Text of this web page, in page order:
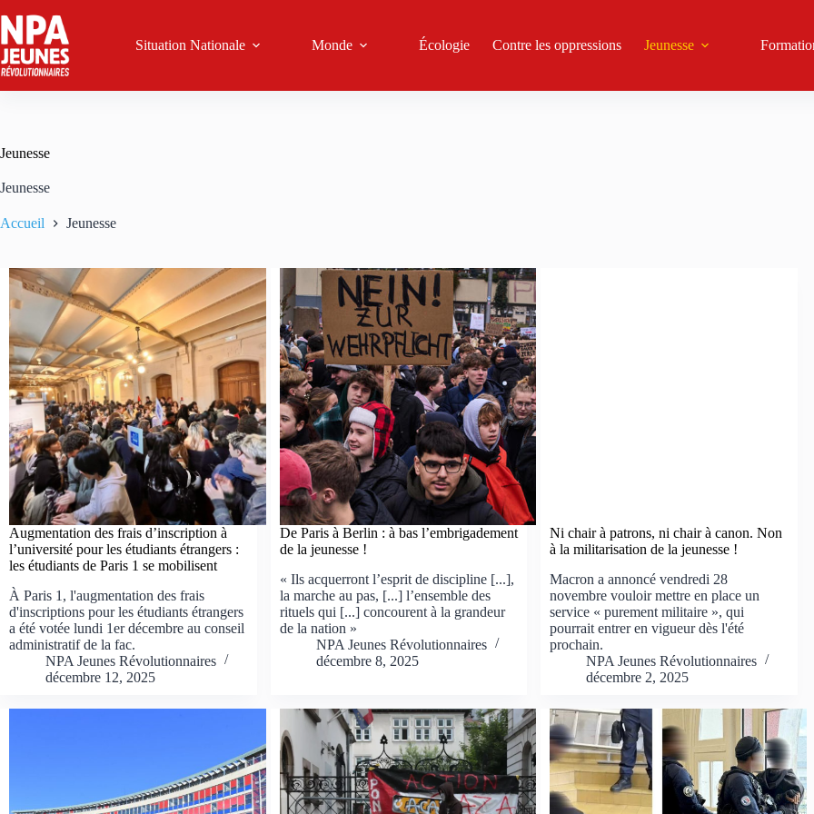
au
contenu
Situation Nationale Monde Écologie Contre les oppressions Jeunesse
Jeunesse
Jeunesse
Accueil Jeunesse
Augmentation des frais d’inscription à
l’université pour les étudiants étrangers :
les étudiants de Paris 1 se mobilisent
À Paris 1, l'augmentation des frais
d'inscriptions pour les étudiants étrangers
a été votée lundi 1er décembre au conseil
administratif de la fac.
NPA Jeunes Révolutionnaires
décembre 12, 2025
De Paris à Berlin : à bas l’embrigadement
de la jeunesse !
« Ils acquerront l’esprit de discipline [...],
la marche au pas, [...] l’ensemble des
rituels qui [...] concourent à la grandeur
de la nation »
NPA Jeunes Révolutionnaires
décembre 8, 2025
Ni chair à patrons, ni chair à canon. Non
à la militarisation de la jeunesse !
Macron a annoncé vendredi 28
novembre vouloir mettre en place un
service « purement militaire », qui
pourrait entrer en vigueur dès l'été
prochain.
NPA Jeunes Révolutionnaires
décembre 2, 2025